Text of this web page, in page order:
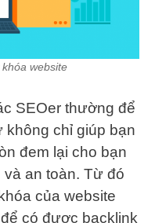
website
SEOer thường để
không chỉ giúp bạn
đem lại cho bạn
an toàn. Từ đó
của website
có được backlink